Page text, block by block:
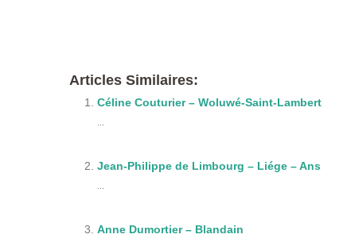
Articles Similaires:
Céline Couturier – Woluwé-Saint-Lambert
Jean-Philippe de Limbourg – Liége – Ans
Anne Dumortier – Blandain